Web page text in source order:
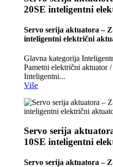
20SE inteligentni
Servo serija aktuatora –
inteligentni električni
Glavna kategorija
Pametni električni aktuator
Inteligentni...
Više
Servo serija
10SE inteligentni
Servo serija aktuatora –